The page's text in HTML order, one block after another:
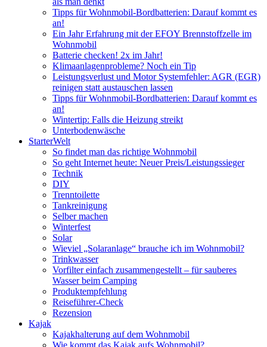
Tipps für Wohnmobil-Bordbatterien: Darauf kommt es
an!
Ein Jahr Erfahrung mit der EFOY Brennstoffzelle im
Wohnmobil
Batterie checken! 2x im Jahr!
Klimaanlagenprobleme? Noch ein Tip
Leistungsverlust und Motor Systemfehler: AGR (EGR)
reinigen statt austauschen lassen
Tipps für Wohnmobil-Bordbatterien: Darauf kommt es
an!
Wintertip: Falls die Heizung streikt
Unterbodenwäsche
StarterWelt
So findet man das richtige Wohnmobil
So geht Internet heute: Neuer Preis/Leistungssieger
Technik
DIY
Trenntoilette
Tankreinigung
Selber machen
Winterfest
Solar
Wieviel „Solaranlage“ brauche ich im Wohnmobil?
Trinkwasser
Vorfilter einfach zusammengestellt – für sauberes
Wasser beim Camping
Produktempfehlung
Reiseführer-Check
Rezension
Kajak
Kajakhalterung auf dem Wohnmobil
Wie kommt das Kajak aufs Wohnmobil?